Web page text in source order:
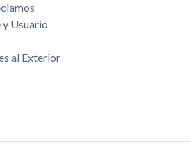
Usuario
al Exterior